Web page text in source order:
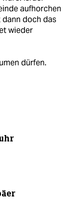
aufhorchen
dann doch das
wieder
dürfen.